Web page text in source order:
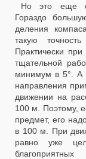
Но это еще
Гораздо
деления
такую
Практически
тщательной
минимум в 5°. А
направления
движении на
100 м. Поэтому,
предмет, его
в 100 м. При
равно уже